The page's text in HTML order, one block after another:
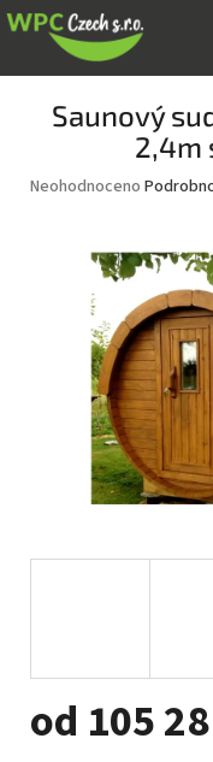
Přejít
na
Saunový
2,4m
Průměrné
hvězdiček.
Neohodnoceno
od 105